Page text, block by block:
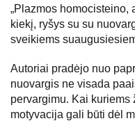
„Plazmos homocisteino,
kiekį, ryšys su su
sveikiems
Autoriai pradėjo nuo
nuovargis ne visada
pervargimu. Kai
motyvacija gali būti dėl